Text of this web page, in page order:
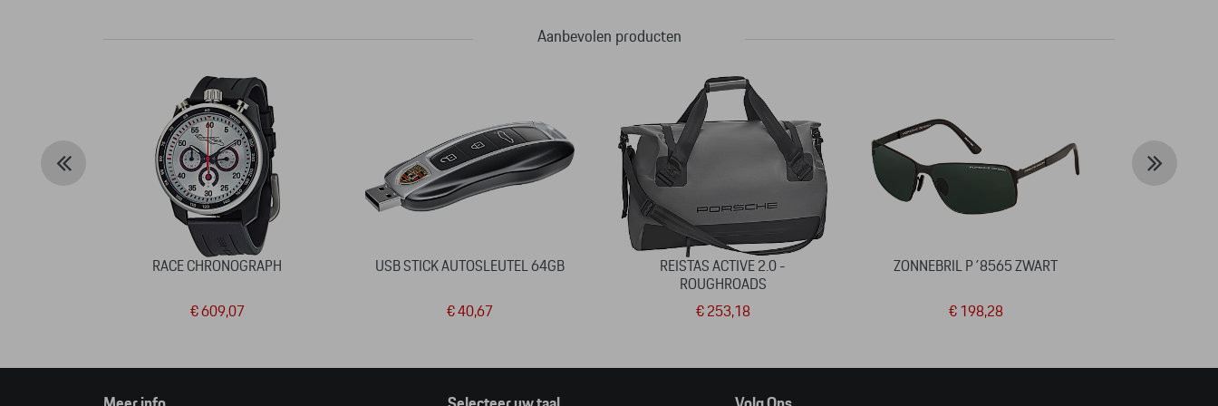
Aanbevolen producten
RACE CHRONOGRAPH
€ 609,07
USB STICK AUTOSLEUTEL 64GB
€ 40,67
REISTAS ACTIVE 2.0 -
ROUGHROADS
€ 253,18
ZONNEBRIL P´8565 ZWART
€ 198,28